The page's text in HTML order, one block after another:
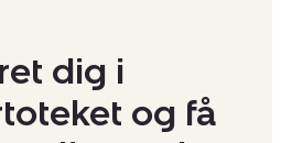
dig i
og få